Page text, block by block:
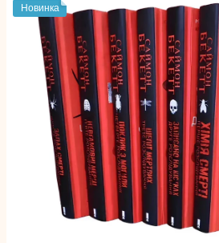
Новинка